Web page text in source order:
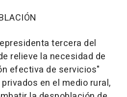
tercera del
relieve la necesidad de
efectiva de servicios"
en el medio rural,